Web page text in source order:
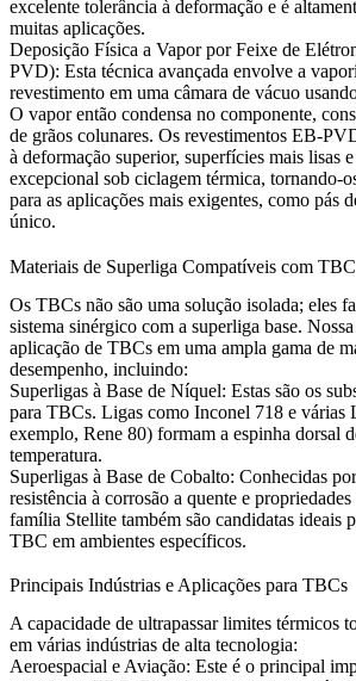
excelente tolerância à deformação e é
muitas aplicações.
Deposição Física a Vapor por Feixe de
PVD): Esta técnica avançada envolve a
revestimento em uma câmara de vácuo
O vapor então condensa no componente,
de grãos colunares. Os revestimentos EB-
à deformação superior, superfícies mais lisas
excepcional sob ciclagem térmica, tornando-
para as aplicações mais exigentes, como pás
único.
Materiais de Superliga Compatíveis com
Os TBCs não são uma solução isolada; eles
sistema sinérgico com a superliga base.
aplicação de TBCs em uma ampla gama de
desempenho, incluindo:
Superligas à Base de Níquel: Estas são os
para TBCs. Ligas como Inconel 718 e várias
exemplo, Rene 80) formam a espinha dorsal
temperatura.
Superligas à Base de Cobalto: Conhecidas
resistência à corrosão a quente e propriedades
família Stellite também são candidatas ideais
TBC em ambientes específicos.
Principais Indústrias e Aplicações para TBCs
A capacidade de ultrapassar limites térmicos
em várias indústrias de alta tecnologia:
Aeroespacial e Aviação: Este é o principal